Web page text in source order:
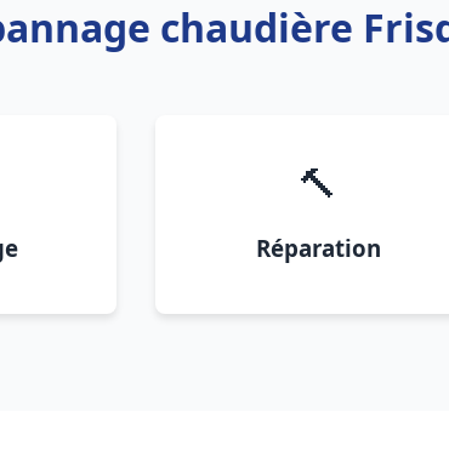
chaudière
🔨
Réparation